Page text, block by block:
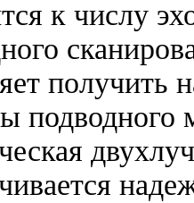
к числу
получить
подводного